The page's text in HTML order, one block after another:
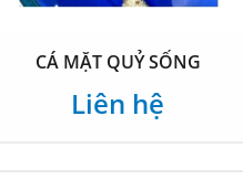
CÁ MẶT QUỶ SỐNG
Liên hệ